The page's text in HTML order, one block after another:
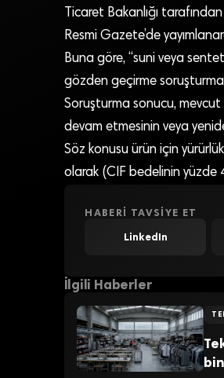
Ticaret Bakanlığı
Resmi Gazete’de
Buna göre, “suni veya
gözden geçirme
Soruşturma sonucu, mevcut
devam etmesinin veya
Söz konusu ürün için
olarak (CIF bedelinin yüzde
HABERI TAVSIYE ET
LinkedIn
İlgili Haberler